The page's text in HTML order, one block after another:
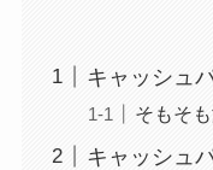
キャッシュ
そもそ
キャッシュ